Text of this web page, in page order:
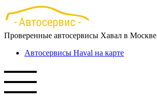
Перейти
к
основному
содержанию
Проверенные автосервисы Хавал в Москве
Автосервисы Haval на карте